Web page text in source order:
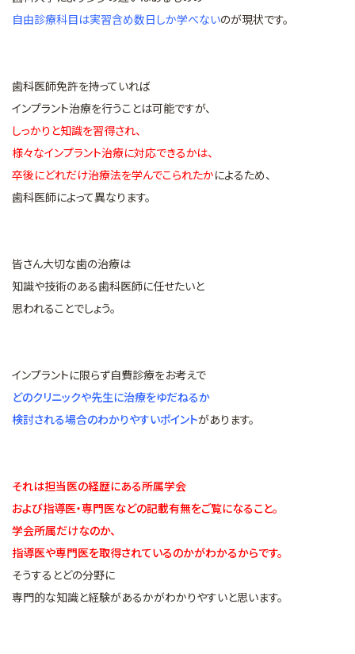
自由診療科目は実習含め数日しか学べないのが現状です。
歯科医師免許を持っていれば
インプラント治療を行うことは可能ですが、
しっかりと知識を習得され、
様々なインプラント治療に対応できるかは、
卒後にどれだけ治療法を学んでこられたかによるため、
歯科医師によって異なります。
皆さん大切な歯の治療は
知識や技術のある歯科医師に任せたいと
思われることでしょう。
インプラントに限らず自費診療をお考えで
どのクリニックや先生に治療をゆだねるか
検討される場合のわかりやすいポイントがあります。
それは担当医の経歴にある所属学会
および指導医・専門医などの記載有無をご覧になること。
学会所属だけなのか、
指導医や専門医を取得されているのかがわかるからです。
そうするとどの分野に
専門的な知識と経験があるかがわかりやすいと思います。